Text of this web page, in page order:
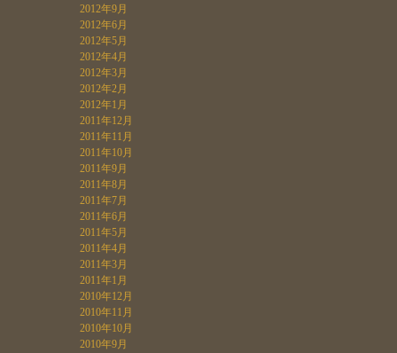
2012年9月
2012年6月
2012年5月
2012年4月
2012年3月
2012年2月
2012年1月
2011年12月
2011年11月
2011年10月
2011年9月
2011年8月
2011年7月
2011年6月
2011年5月
2011年4月
2011年3月
2011年1月
2010年12月
2010年11月
2010年10月
2010年9月